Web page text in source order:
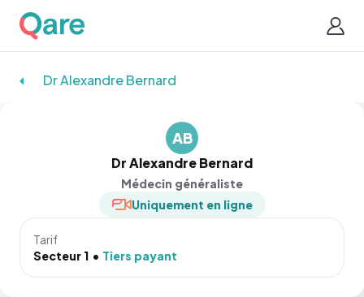
Dr Alexandre Bernard
AB
Dr Alexandre Bernard
Médecin généraliste
Uniquement en ligne
Tarif
Secteur 1
Tiers payant